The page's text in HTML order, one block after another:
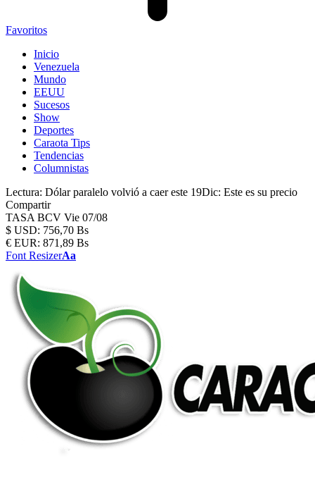
Favoritos
Inicio
Venezuela
Mundo
EEUU
Sucesos
Show
Deportes
Caraota Tips
Tendencias
Columnistas
Lectura: Dólar paralelo volvió a caer este 19Dic: Este es su precio
Compartir
TASA BCV Vie 07/08
$ USD: 756,70 Bs
€ EUR: 871,89 Bs
Font ResizerAa